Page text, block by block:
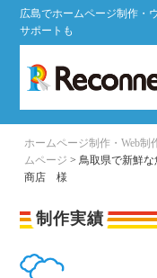
広島でホームページ制作・
サポートも
ホームページ制作・Web制
ムページ >鳥取県で新鮮
商店 様
制作実績